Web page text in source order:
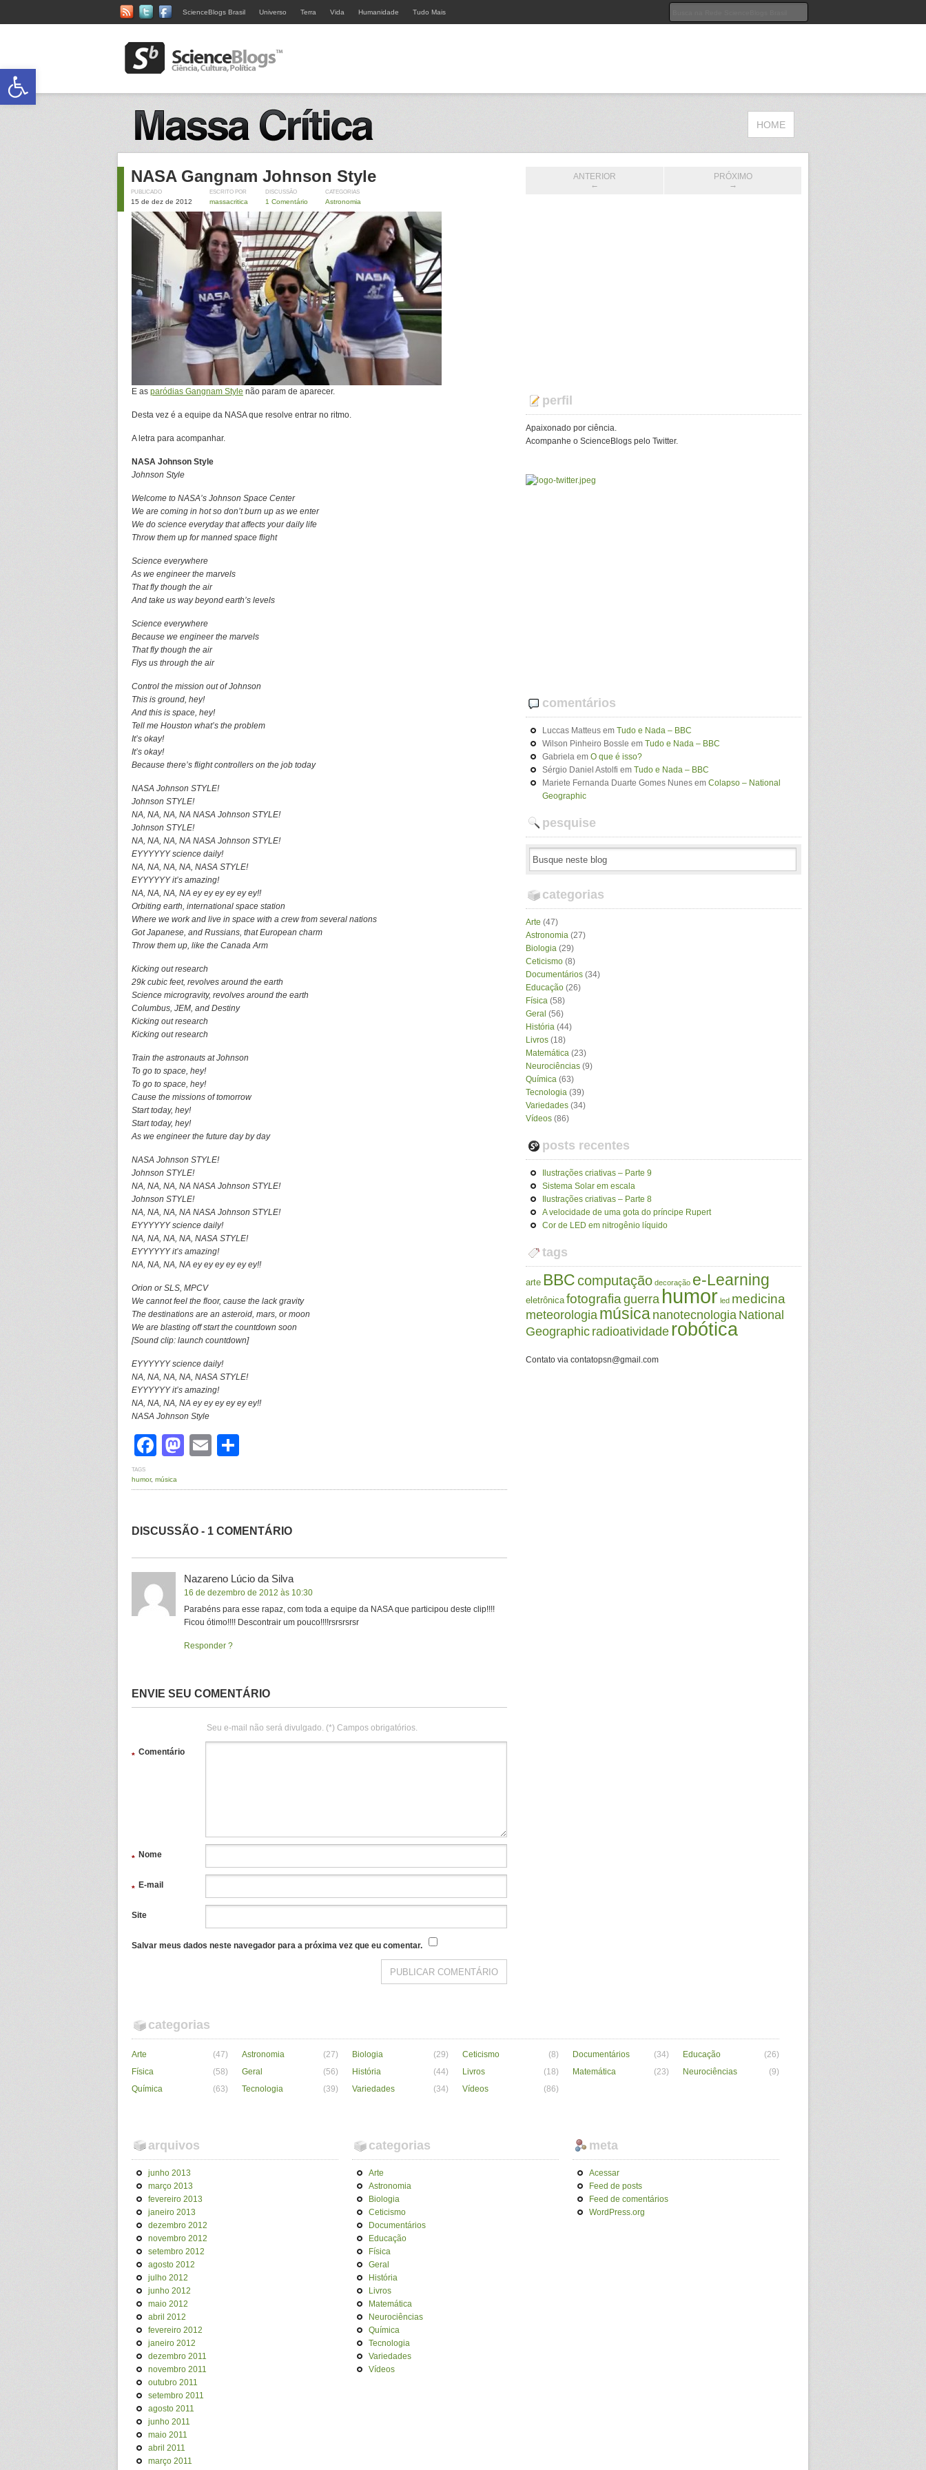
ScienceBlogs Brasil Universo Terra Vida Humanidade Tudo Mais
HOME
NASA Gangnam Johnson Style
PUBLICADO
15 de dez de 2012
ESCRITO POR
massacritica
DISCUSSÃO
1 Comentário
CATEGORIAS
Astronomia
E as paródias Gangnam Style não param de aparecer.
Desta vez é a equipe da NASA que resolve entrar no ritmo.
A letra para acompanhar.
NASA Johnson Style
Johnson Style
Welcome to NASA’s Johnson Space Center
We are coming in hot so don’t burn up as we enter
We do science everyday that affects your daily life
Throw them up for manned space flight
Science everywhere
As we engineer the marvels
That fly though the air
And take us way beyond earth’s levels
Science everywhere
Because we engineer the marvels
That fly though the air
Flys us through the air
Control the mission out of Johnson
This is ground, hey!
And this is space, hey!
Tell me Houston what’s the problem
It’s okay!
It’s okay!
Because there’s flight controllers on the job today
NASA Johnson STYLE!
Johnson STYLE!
NA, NA, NA, NA NASA Johnson STYLE!
Johnson STYLE!
NA, NA, NA, NA NASA Johnson STYLE!
EYYYYYY science daily!
NA, NA, NA, NA, NASA STYLE!
EYYYYYY it’s amazing!
NA, NA, NA, NA ey ey ey ey ey ey!!
Orbiting earth, international space station
Where we work and live in space with a crew from several nations
Got Japanese, and Russians, that European charm
Throw them up, like the Canada Arm
Kicking out research
29k cubic feet, revolves around the earth
Science microgravity, revolves around the earth
Columbus, JEM, and Destiny
Kicking out research
Kicking out research
Train the astronauts at Johnson
To go to space, hey!
To go to space, hey!
Cause the missions of tomorrow
Start today, hey!
Start today, hey!
As we engineer the future day by day
NASA Johnson STYLE!
Johnson STYLE!
NA, NA, NA, NA NASA Johnson STYLE!
Johnson STYLE!
NA, NA, NA, NA NASA Johnson STYLE!
EYYYYYY science daily!
NA, NA, NA, NA, NASA STYLE!
EYYYYYY it’s amazing!
NA, NA, NA, NA ey ey ey ey ey ey!!
Orion or SLS, MPCV
We cannot feel the floor, cause the lack gravity
The destinations are an asteroid, mars, or moon
We are blasting off start the countdown soon
[Sound clip: launch countdown]
EYYYYYY science daily!
NA, NA, NA, NA, NASA STYLE!
EYYYYYY it’s amazing!
NA, NA, NA, NA ey ey ey ey ey ey!!
NASA Johnson Style
Facebook
Mastodon
Email
TAGS
humor, música
DISCUSSÃO - 1 COMENTÁRIO
Nazareno Lúcio da Silva
16 de dezembro de 2012 às 10:30
Parabéns para esse rapaz, com toda a equipe da NASA que participou deste clip!!!!
Ficou ótimo!!!! Descontrair um pouco!!!!rsrsrsrsr
Responder
ENVIE SEU COMENTÁRIO
Seu e-mail não será divulgado. (*) Campos obrigatórios.
Comentário
*
Nome
*
E-mail
*
Site
Salvar meus dados neste navegador para a próxima vez que eu comentar.
ANTERIOR
←
PRÓXIMO
→
perfil
Apaixonado por ciência.
Acompanhe o ScienceBlogs pelo Twitter.
comentários
Luccas Matteus em Tudo e Nada – BBC
Wilson Pinheiro Bossle em Tudo e Nada – BBC
Gabriela em O que é isso?
Sérgio Daniel Astolfi em Tudo e Nada – BBC
Mariete Fernanda Duarte Gomes Nunes em Colapso – National
Geographic
pesquise
categorias
Arte (47)
Astronomia (27)
Biologia (29)
Ceticismo (8)
Documentários (34)
Educação (26)
Física (58)
Geral (56)
História (44)
Livros (18)
Matemática (23)
Neurociências (9)
Química (63)
Tecnologia (39)
Variedades (34)
Vídeos (86)
posts recentes
Ilustrações criativas – Parte 9
Sistema Solar em escala
Ilustrações criativas – Parte 8
A velocidade de uma gota do príncipe Rupert
Cor de LED em nitrogênio líquido
tags
arte BBCcomputação decoração e-Learning
eletrônica fotografia guerra humor led medicina
meteorologia música nanotecnologia National
Geographic radioatividade robótica
Contato via contatopsn@gmail.com
categorias
Arte (47) Astronomia (27) Biologia (29) Ceticismo (8) Documentários (34) Educação
(26)
Física
(58) Geral (56) História (44) Livros (18) Matemática (23) Neurociências
(9)
Química
(63) Tecnologia (39) Variedades (34) Vídeos (86)
arquivos
junho 2013
março 2013
fevereiro 2013
janeiro 2013
dezembro 2012
novembro 2012
setembro 2012
agosto 2012
julho 2012
junho 2012
maio 2012
abril 2012
fevereiro 2012
janeiro 2012
dezembro 2011
novembro 2011
outubro 2011
setembro 2011
agosto 2011
junho 2011
maio 2011
abril 2011
março 2011
categorias
Arte
Astronomia
Biologia
Ceticismo
Documentários
Educação
Física
Geral
História
Livros
Matemática
Neurociências
Química
Tecnologia
Variedades
Vídeos
meta
Acessar
Feed de posts
Feed de comentários
WordPress.org
Abrir a barra de ferramentas